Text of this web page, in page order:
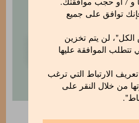
و / أو حجب موافقتك.
توافق على جميع
لن يتم تخزين
تتطلب الموافقة عليها
الارتباط التي ترغب
من خلال النقر على